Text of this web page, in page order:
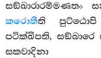
සඞ්ඛාරාරම්මණතං
කරොතීති පුට්ඨොපි
පටික්ඛිපති, සඞ්ඛාරෙ
සකවාදිනා